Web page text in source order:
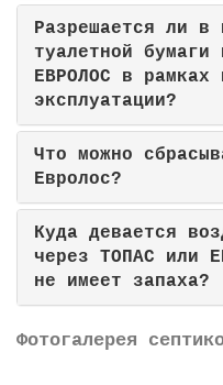
Разрешается ли в
туалетной
ЕВРОЛОС в рамках
эксплуатации?
Что можно
Евролос?
Куда девается
через ТОПАС или
не имеет запаха?
Фотогалерея